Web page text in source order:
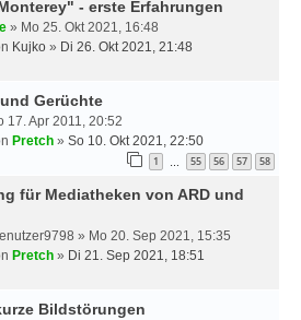
- erste Erfahrungen
» Mo 25. Okt 2021, 16:48
Kujko » Di 26. Okt 2021, 21:48
Gerüchte
17. Apr 2011, 20:52
Pretch » So 10. Okt 2021, 22:50
1 55 56 57 58
für Mediatheken von ARD und
» Mo 20. Sep 2021, 15:35
Pretch » Di 21. Sep 2021, 18:51
Bildstörungen